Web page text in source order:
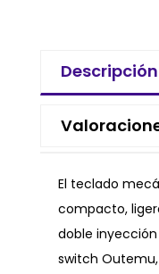
Descripción
El teclado
compacto,
doble
switch Outemu,